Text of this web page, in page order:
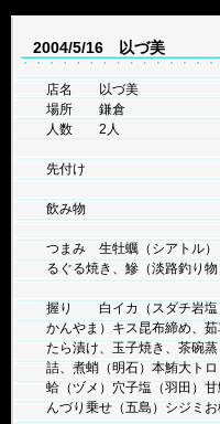
2004/5/16 以づ美
店名 以づ美
場所 鎌倉
人数 2人
先付け
飲み物
つまみ 生牡蠣（シアトル）
るぐる焼き、鰺（淡路釣り
握り 白イカ（スダチ岩塩
かんやま）キス昆布締め、
たら漬け、玉子焼き、茶碗
詰、煮蛸（明石）本鮪大ト
蛤（ヅメ）穴子塩（羽田）
んづり乗せ（五島）シジミ